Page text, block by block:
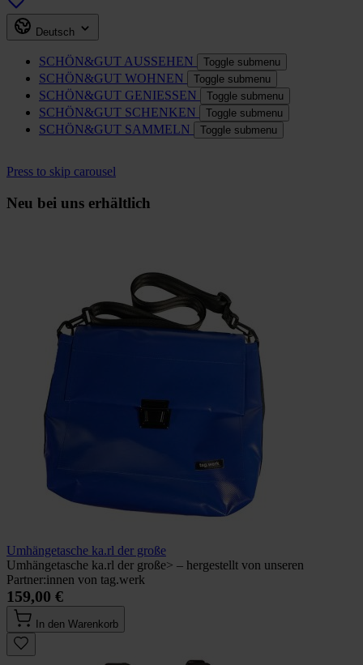
Deutsch
SCHÖN&GUT AUSSEHEN Toggle submenu
SCHÖN&GUT WOHNEN Toggle submenu
SCHÖN&GUT GENIESSEN Toggle submenu
SCHÖN&GUT SCHENKEN Toggle submenu
SCHÖN&GUT SAMMELN Toggle submenu
Press to skip carousel
Neu bei uns erhältlich
Umhängetasche ka.rl der große
Umhängetasche ka.rl der große> – hergestellt von unseren
Partner:innen von tag.werk
159,00 €
In den Warenkorb